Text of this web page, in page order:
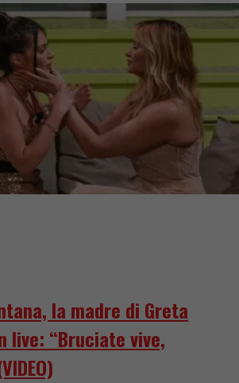
la madre di Greta
live: “Bruciate vive,